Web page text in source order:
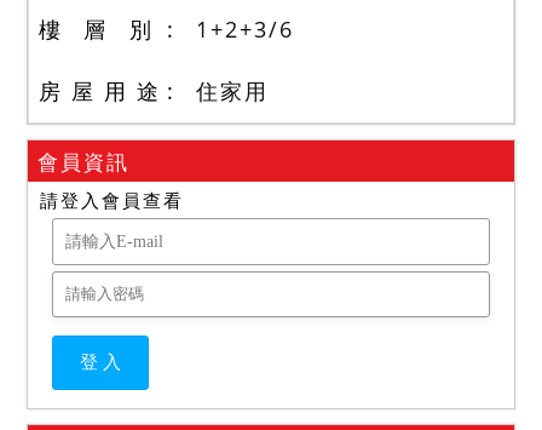
樓 層 別 1+2+3/6
房 屋 用 途 住家用
會員資訊
請登入會員查看